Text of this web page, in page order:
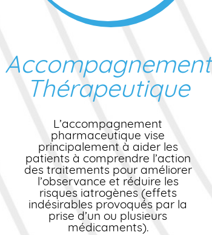
Accompagnement
Thérapeutique
L’accompagnement
pharmaceutique vise
principalement à aider les
patients à comprendre l’action
des traitements pour améliorer
l’observance et réduire les
risques iatrogènes (effets
indésirables provoqués par la
prise d’un ou plusieurs
médicaments).